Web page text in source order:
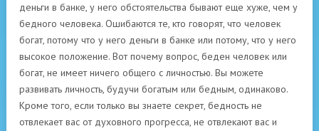
деньги в банке, у него обстоятельства бывают еще хуже, чем у
бедного человека. Ошибаются те, кто говорят, что человек
богат, потому что у него деньги в банке или потому, что у него
высокое положение. Вот почему вопрос, беден человек или
богат, не имеет ничего общего с личностью. Вы можете
развивать личность, будучи богатым или бедным, одинаково.
Кроме того, если только вы знаете секрет, бедность не
отвлекает вас от духовного прогресса, не отвлекают вас и